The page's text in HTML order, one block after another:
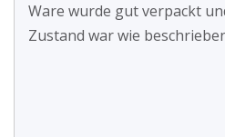
Ware wurde gut verpackt
Zustand war wie